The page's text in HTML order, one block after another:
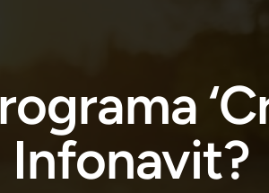
Infonavit?